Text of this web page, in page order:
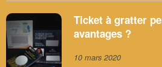
Ticket à gratter
avantages ?
10 mars 2020